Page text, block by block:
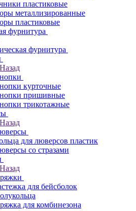
пластиковые
металлизированные
пластиковые
фурнитура
фурнитура
Назад
курточные
пришивные
трикотажные
Назад
для люверсов пластик
со стразами
Назад
для бейсболок
для комбинезона